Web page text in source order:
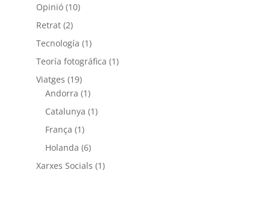
Opinió(10)
Retrat(2)
Tecnología (1)
Teoría fotográfica (1)
Viatges (19)
Andorra (1)
Catalunya (1)
França (1)
Holanda (6)
Xarxes Socials (1)